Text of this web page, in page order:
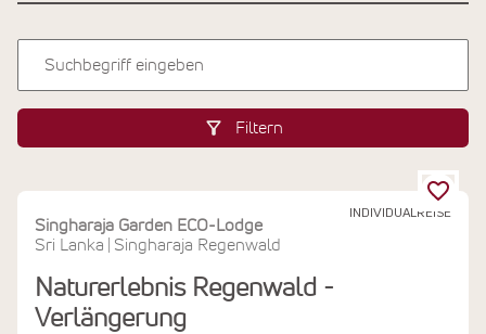
Filtern
INDIVIDUALREISE
Singharaja Garden ECO-Lodge
Sri Lanka
Singharaja Regenwald
Naturerlebnis Regenwald -
Verlängerung